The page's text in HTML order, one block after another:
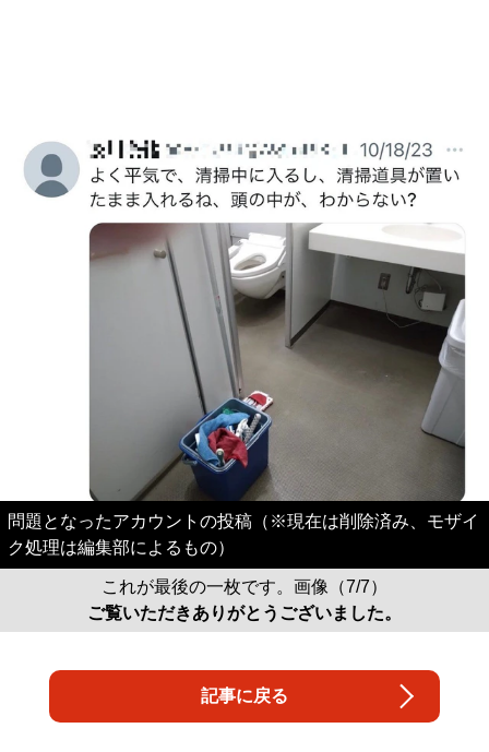
問題となったアカウントの投稿（※現在は削除済み、モザイ
ク処理は編集部によるもの）
これが最後の一枚です。画像（7/7）
ご覧いただきありがとうございました。
記事に戻る